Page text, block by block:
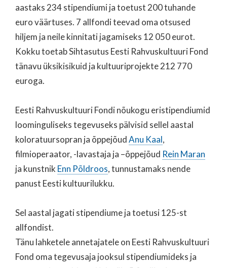
aastaks 234 stipendiumi ja toetust 200 tuhande
euro väärtuses. 7 allfondi teevad oma otsused
hiljem ja neile kinnitati jagamiseks 12 050 eurot.
Kokku toetab Sihtasutus Eesti Rahvuskultuuri Fond
tänavu üksikisikuid ja kultuuriprojekte 212 770
euroga.
Eesti Rahvuskultuuri Fondi nõukogu eristipendiumid
loominguliseks tegevuseks pälvisid sellel aastal
koloratuursopran ja õppejõudAnu Kaal,
filmioperaator, -lavastaja ja –õppejõud Rein Maran
ja kunstnik Enn Põldroos, tunnustamaks nende
panust Eesti kultuurilukku.
Sel aastal jagati stipendiume ja toetusi 125-st
allfondist.
Tänu lahketele annetajatele on Eesti Rahvuskultuuri
Fond oma tegevusaja jooksul stipendiumideks ja